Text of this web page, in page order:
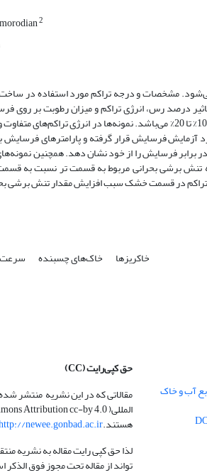
2
مشخصات و درجه تراکم مورد استفاده در
درصد رس، انرژی تراکم و میزان رطوبت بر روی
خاک‌های مورد آزمایش ترکیبی از ماسه با رس بنتونیت در درصدهای مختلف وزنی از 10% تا 20%
فرسایش قرار گرفته و پارامترهای
فرسایش را از خود نشان دهد. همچنین
خاکریزها خاک‌های چسبنده
آب و خاک
حق کپی‌رایت(CC)
مقالاتی که در این نشریه منتشر
هستند.newee.gonbad.ac.ir
لذا حق کپی رایت مقاله به نشریه
تواند از مقاله تحت مجوز فوق الذکر